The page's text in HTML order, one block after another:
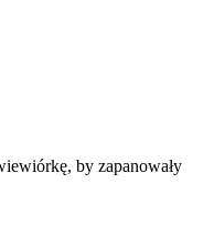
by zapanowały